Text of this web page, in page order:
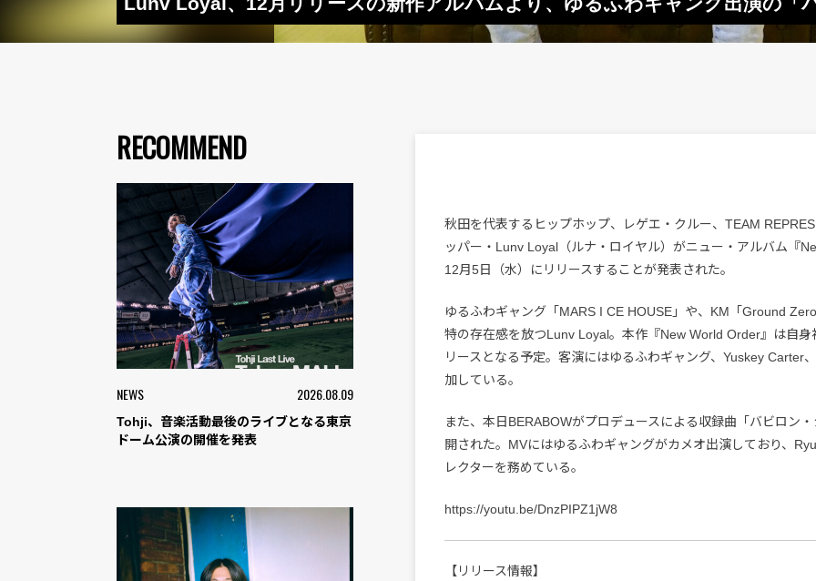
RECOMMEND
NEWS 2026.08.09
Tohji、音楽活動最後のライブとなる東京
ドーム公演の開催を発表
秋田を代表するヒップホップ、レゲエ・クルー、TEAM
ッパー・Lunv Loyal（ルナ・ロイヤル）がニュー・アルバム『
12月5日（水）にリリースすることが発表された。
ゆるふわギャング「MARS I CE HOUSE」や、KM「Ground
特の存在感を放つLunv Loyal。本作『New World Order』は自身
リースとなる予定。客演にはゆるふわギャング、Yuskey Carter
加している。
また、本日BERABOWがプロデュースによる収録曲「バビロン
開された。MVにはゆるふわギャングがカメオ出演しており、
レクターを務めている。
https://youtu.be/DnzPIPZ1jW8
【リリース情報】